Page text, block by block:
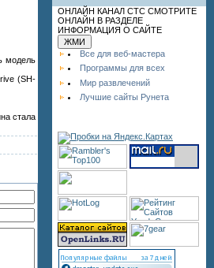
модель
(SH-
стала
ОНЛАЙН КАНАЛ СТС СМОТРИТЕ
ОНЛАЙН В РАЗДЕЛЕ
ИНФОРМАЦИЯ О САЙТЕ
Все для веб-мастера
Программы для всех
Мир развлечений
Лучшие сайты Рунета